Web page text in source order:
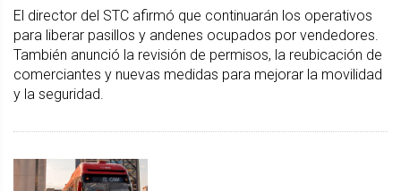
El director del STC afirmó que continuarán los operativos
para liberar pasillos y andenes ocupados por vendedores.
También anunció la revisión de permisos, la reubicación de
comerciantes y nuevas medidas para mejorar la movilidad
y la seguridad.